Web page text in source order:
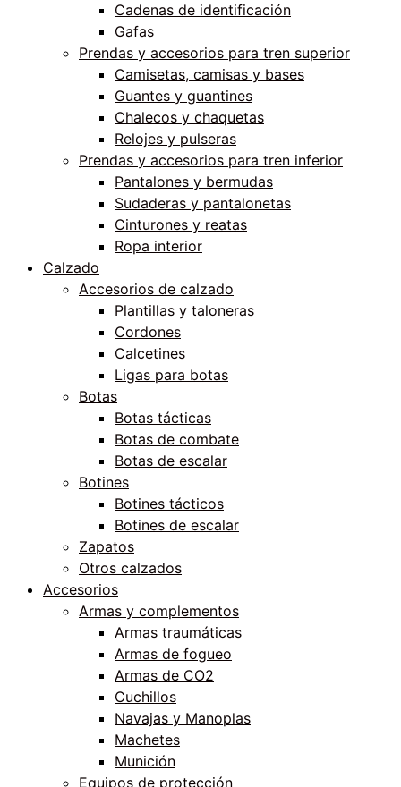
Cadenas de identificación
Gafas
Prendas y accesorios para tren superior
Camisetas, camisas y bases
Guantes y guantines
Chalecos y chaquetas
Relojes y pulseras
Prendas y accesorios para tren inferior
Pantalones y bermudas
Sudaderas y pantalonetas
Cinturones y reatas
Ropa interior
Calzado
Accesorios de calzado
Plantillas y taloneras
Cordones
Calcetines
Ligas para botas
Botas
Botas tácticas
Botas de combate
Botas de escalar
Botines
Botines tácticos
Botines de escalar
Zapatos
Otros calzados
Accesorios
Armas y complementos
Armas traumáticas
Armas de fogueo
Armas de CO2
Cuchillos
Navajas y Manoplas
Machetes
Munición
Equipos de protección